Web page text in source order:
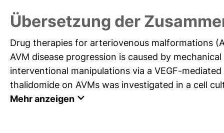
Übersetzung der
Drug therapies for arteriovenous malformations
AVM disease progression is caused by
interventional manipulations via a VEGF-
thalidomide on AVMs was investigated in a cell
Mehr anzeigen